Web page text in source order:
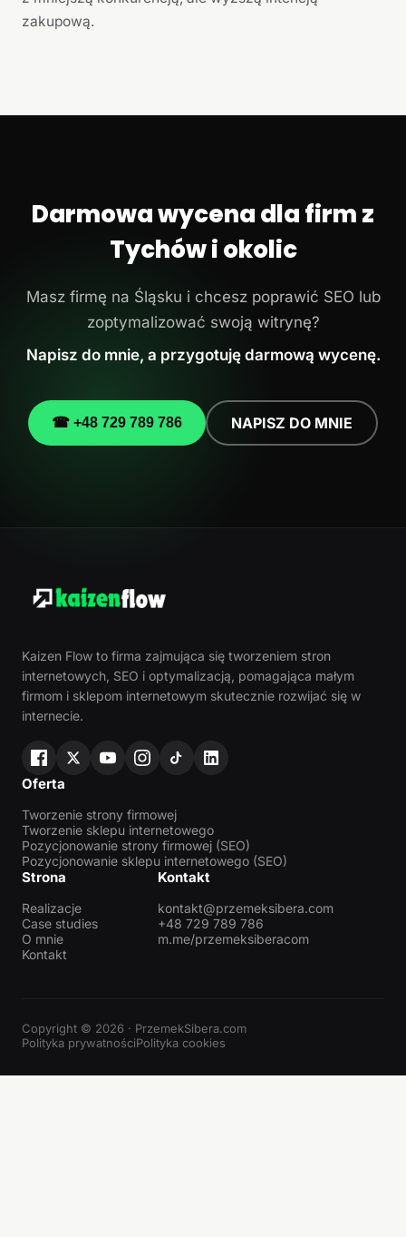
zakupową.
Darmowa wycena dla firm z
Tychów i okolic
Masz firmę na Śląsku i chcesz poprawić SEO lub
zoptymalizować swoją witrynę?
Napisz do mnie, a przygotuję darmową wycenę.
☎ +48 729 789 786 NAPISZ DO MNIE
Kaizen Flow to firma zajmująca się tworzeniem stron
internetowych, SEO i optymalizacją, pomagająca małym
firmom i sklepom internetowym skutecznie rozwijać się w
internecie.
Oferta
Tworzenie strony firmowej
Tworzenie sklepu internetowego
Pozycjonowanie strony firmowej (SEO)
Pozycjonowanie sklepu internetowego (SEO)
Strona
Realizacje
Case studies
O mnie
Kontakt
Kontakt
kontakt@przemeksibera.com
+48 729 789 786
m.me/przemeksiberacom
Copyright © 2026 · PrzemekSibera.com
Polityka prywatnościPolityka cookies